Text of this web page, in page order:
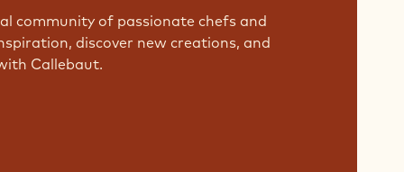
community of passionate chefs and
discover new creations, and
Callebaut.